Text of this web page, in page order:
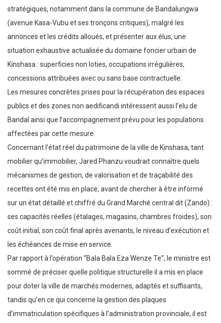
stratégiques, notamment dans la commune de Bandalungwa
(avenue Kasa-Vubu et ses tronçons critiques), malgré les
annonces et les crédits alloués, et présenter aux élus, une
situation exhaustive actualisée du domaine foncier urbain de
Kinshasa : superficies non loties, occupations irrégulières,
concessions attribuées avec ou sans base contractuelle.
Les mesures concrètes prises pour la récupération des espaces
publics et des zones non aedificandi intéressent aussi l’elu de
Bandal ainsi que l’accompagnement prévu pour les populations
affectées par cette mesure.
Concernant l’état réel du patrimoine de la ville de Kinshasa, tant
mobilier qu’immobilier, Jared Phanzu voudrait connaître quels
mécanismes de gestion, de valorisation et de traçabilité des
recettes ont été mis en place, avant de chercher à être informé
sur un état détaillé et chiffré du Grand Marché central dit (Zando) :
ses capacités réelles (étalages, magasins, chambres froides), son
coût initial, son coût final après avenants, le niveau d’exécution et
les échéances de mise en service.
Par rapport à l’opération “Bala Bala Eza Wenze Te”, le ministre est
sommé de préciser quelle politique structurelle il a mis en place
pour doter la ville de marchés modernes, adaptés et suffisants,
tandis qu’en ce qui concerne la gestion des plaques
d’immatriculation spécifiques à l’administration provinciale, il est